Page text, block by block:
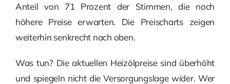
Anteil von 71 Prozent der Stimmen, die noch
höhere Preise erwarten. Die Preischarts zeigen
weiterhin senkrecht nach oben.
Was tun? Die aktuellen Heizölpreise sind überhöht
und spiegeln nicht die Versorgungslage wider. Wer